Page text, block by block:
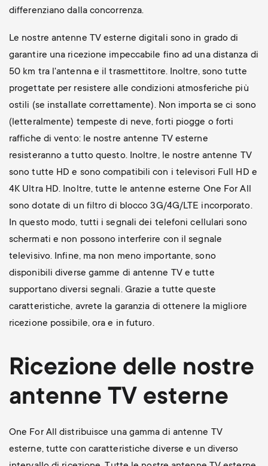
differenziano dalla concorrenza.
Le nostre antenne TV esterne digitali sono in grado di
garantire una ricezione impeccabile fino ad una distanza di
50 km tra l'antenna e il trasmettitore. Inoltre, sono tutte
progettate per resistere alle condizioni atmosferiche più
ostili (se installate correttamente). Non importa se ci sono
(letteralmente) tempeste di neve, forti piogge o forti
raffiche di vento: le nostre antenne TV esterne
resisteranno a tutto questo. Inoltre, le nostre antenne TV
sono tutte HD e sono compatibili con i televisori Full HD e
4K Ultra HD. Inoltre, tutte le antenne esterne One For All
sono dotate di un filtro di blocco 3G/4G/LTE incorporato.
In questo modo, tutti i segnali dei telefoni cellulari sono
schermati e non possono interferire con il segnale
televisivo. Infine, ma non meno importante, sono
disponibili diverse gamme di antenne TV e tutte
supportano diversi segnali. Grazie a tutte queste
caratteristiche, avrete la garanzia di ottenere la migliore
ricezione possibile, ora e in futuro.
Ricezione delle nostre
antenne TV esterne
One For All distribuisce una gamma di antenne TV
esterne, tutte con caratteristiche diverse e un diverso